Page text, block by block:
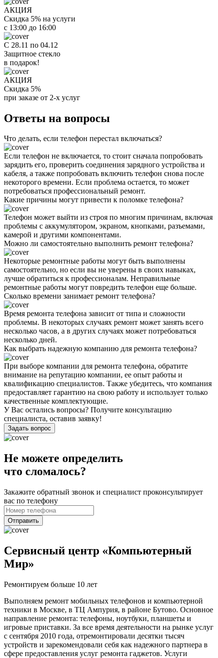
АКЦИЯ
Скидка 5% на услуги
с 13:00 до 16:00
С 28.11 по 04.12
Защитное стекло
в подарок!
АКЦИЯ
Скидка 5%
при заказе от 2-х услуг
Ответы на вопросы
Что делать, если телефон перестал включаться?
Если телефон не включается, то стоит сначала попробовать
зарядить его, проверить соединения зарядного устройства и
кабеля, а также попробовать включить телефон снова после
некоторого времени. Если проблема остается, то может
потребоваться профессиональный ремонт.
Какие причины могут привести к поломке телефона?
Телефон может выйти из строя по многим причинам, включая
проблемы с аккумулятором, экраном, кнопками, разъемами,
камерой и другими компонентами.
Можно ли самостоятельно выполнить ремонт телефона?
Некоторые ремонтные работы могут быть выполнены
самостоятельно, но если вы не уверены в своих навыках,
лучше обратиться к профессионалам. Неправильные
ремонтные работы могут повредить телефон еще больше.
Сколько времени занимает ремонт телефона?
Время ремонта телефона зависит от типа и сложности
проблемы. В некоторых случаях ремонт может занять всего
несколько часов, а в других случаях может потребоваться
несколько дней.
Как выбрать надежную компанию для ремонта телефона?
При выборе компании для ремонта телефона, обратите
внимание на репутацию компании, ее опыт работы и
квалификацию специалистов. Также убедитесь, что компания
предоставляет гарантию на свою работу и использует только
качественные комплектующие.
У Вас остались вопросы? Получите консультацию
специалиста, оставив заявку!
Задать вопрос
Не можете определить
что сломалось?
Закажите обратный звонок и специалист проконсультирует
вас по телефону
Отправить
Сервисный центр «Компьютерный
Мир»
Ремонтируем больше 10 лет
Выполняем ремонт мобильных телефонов и компьютерной
техники в Москве, в ТЦ Ампурия, в районе Бутово. Основное
направление ремонта: телефоны, ноутбуки, планшеты и
игровые приставки. За все время деятельности на рынке услуг
с сентября 2010 года, отремонтировали десятки тысяч
устройств и зарекомендовали себя как надежного партнера в
сфере предоставления услуг ремонта гаджетов. Услуги